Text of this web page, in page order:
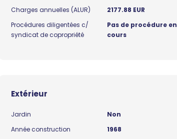
Charges annuelles (ALUR)
2177.88 EUR
Procédures diligentées c/
syndicat de copropriété
Pas de procédure en
cours
Extérieur
Jardin
Non
Année construction
1968